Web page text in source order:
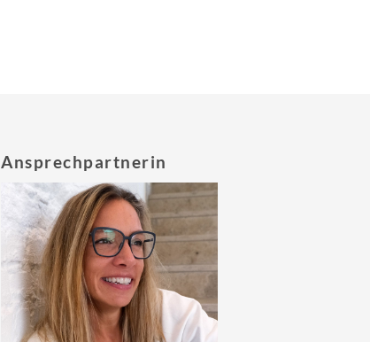
Ansprechpartnerin